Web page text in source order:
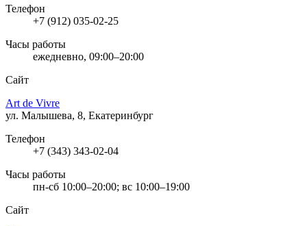
Телефон
+7 (912) 035-02-25
Часы работы
ежедневно, 09:00–20:00
Сайт
Art de Vivre
ул. Малышева, 8, Екатеринбург
Телефон
+7 (343) 343-02-04
Часы работы
пн-сб 10:00–20:00; вс 10:00–19:00
Сайт